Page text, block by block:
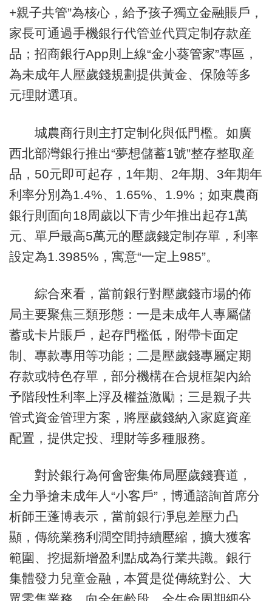
+親子共管”為核心，給予孩子獨立金融賬戶，
家長可通過手機銀行代管並代買定制存款産
品；招商銀行App則上線“金小葵管家”專區，
為未成年人壓歲錢規劃提供黃金、保險等多
元理財選項。
城農商行則主打定制化與低門檻。如廣
西北部灣銀行推出“夢想儲蓄1號”整存整取産
品，50元即可起存，1年期、2年期、3年期年
利率分別為1.4%、1.65%、1.9%；如東農商
銀行則面向18周歲以下青少年推出起存1萬
元、單戶最高5萬元的壓歲錢定制存單，利率
設定為1.3985%，寓意“一定上985”。
綜合來看，當前銀行對壓歲錢市場的佈
局主要聚焦三類形態：一是未成年人專屬儲
蓄或卡片賬戶，起存門檻低，附帶卡面定
制、專款專用等功能；二是壓歲錢專屬定期
存款或特色存單，部分機構在合規框架內給
予階段性利率上浮及權益激勵；三是親子共
管式資金管理方案，將壓歲錢納入家庭資産
配置，提供定投、理財等多種服務。
對於銀行為何會密集佈局壓歲錢賽道，
全力爭搶未成年人“小客戶”，博通諮詢首席分
析師王蓬博表示，當前銀行凈息差壓力凸
顯，傳統業務利潤空間持續壓縮，擴大獲客
範圍、挖掘新增盈利點成為行業共識。銀行
集體發力兒童金融，本質是從傳統對公、大